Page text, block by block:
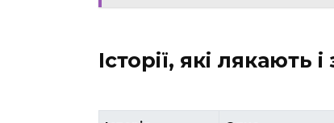
Історії, які лякають